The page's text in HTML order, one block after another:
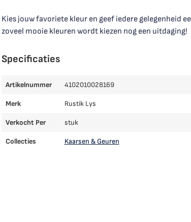
Kies jouw favoriete kleur en geef iedere gelegenheid
zoveel mooie kleuren wordt kiezen nog een uitdaging!
Specificaties
Artikelnummer 4102010028169
Merk Rustik Lys
Verkocht Per stuk
Collecties Kaarsen & Geuren